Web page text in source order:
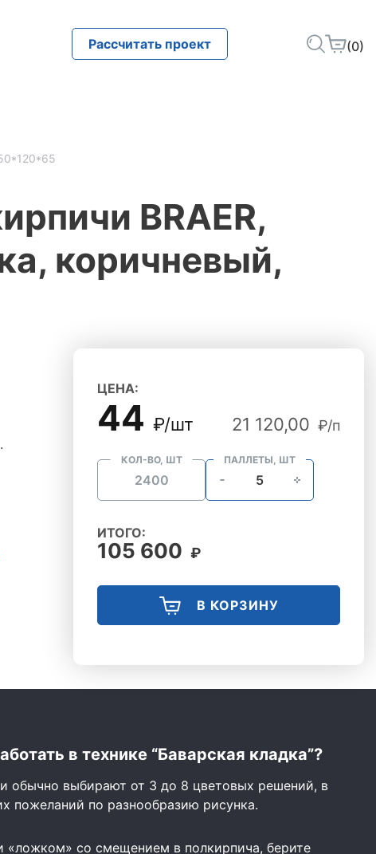
Рассчитать проект (0)
BRAER,
коричневый,
ЦЕНА:
44 ₽/шт 21 120,00 ₽/п
КОЛ-ВО, ШТ ПАЛЛЕТЫ, ШТ
ИТОГО:
105 600 ₽
В КОРЗИНУ
в технике “Баварская кладка”?
обычно выбирают от 3 до 8 цветовых решений, в
пожеланий по разнообразию рисунка.
«ложком» со смещением в полкирпича, берите